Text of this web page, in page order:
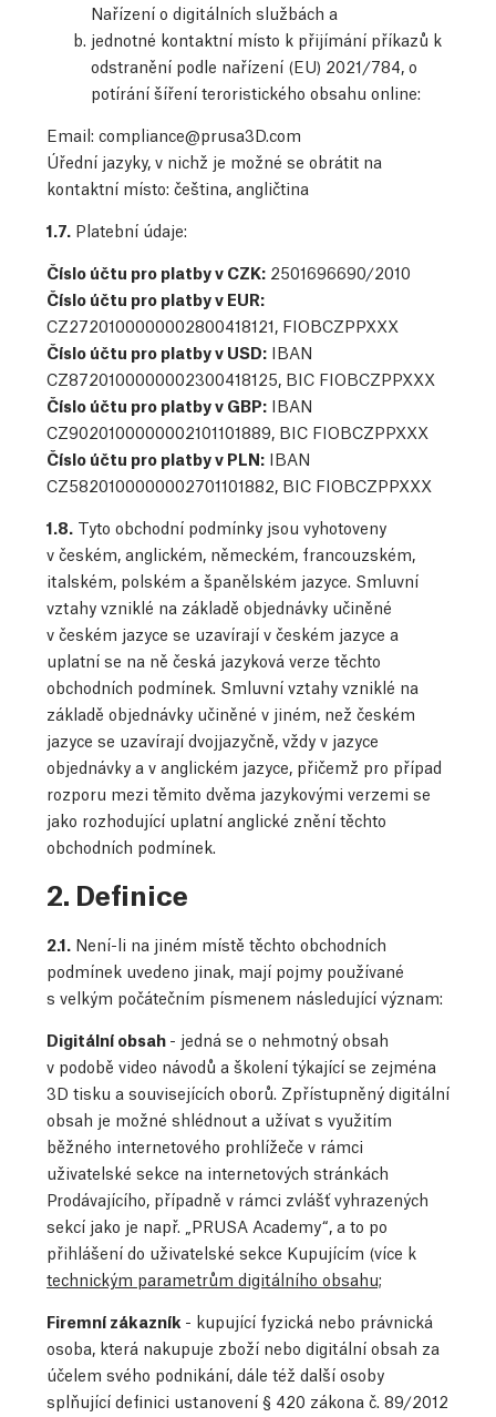
Nařízení o digitálních službách a
jednotné kontaktní místo k přijímání příkazů k
odstranění podle nařízení (EU) 2021/784, o
potírání šíření teroristického obsahu online:
Email: compliance@prusa3D.com
Úřední jazyky, v nichž je možné se obrátit na
kontaktní místo: čeština, angličtina
1.7. Platební údaje:
Číslo účtu pro platby v CZK: 2501696690/2010
Číslo účtu pro platby v EUR:
CZ2720100000002800418121, FIOBCZPPXXX
Číslo účtu pro platby v USD: IBAN
CZ8720100000002300418125, BIC FIOBCZPPXXX
Číslo účtu pro platby v GBP: IBAN
CZ9020100000002101101889, BIC FIOBCZPPXXX
Číslo účtu pro platby v PLN: IBAN
CZ5820100000002701101882, BIC FIOBCZPPXXX
1.8. Tyto obchodní podmínky jsou vyhotoveny
v českém, anglickém, německém, francouzském,
italském, polském a španělském jazyce. Smluvní
vztahy vzniklé na základě objednávky učiněné
v českém jazyce se uzavírají v českém jazyce a
uplatní se na ně česká jazyková verze těchto
obchodních podmínek. Smluvní vztahy vzniklé na
základě objednávky učiněné v jiném, než českém
jazyce se uzavírají dvojjazyčně, vždy v jazyce
objednávky a v anglickém jazyce, přičemž pro případ
rozporu mezi těmito dvěma jazykovými verzemi se
jako rozhodující uplatní anglické znění těchto
obchodních podmínek.
2. Definice
2.1. Není-li na jiném místě těchto obchodních
podmínek uvedeno jinak, mají pojmy používané
s velkým počátečním písmenem následující význam:
Digitální obsah - jedná se o nehmotný obsah
v podobě video návodů a školení týkající se zejména
3D tisku a souvisejících oborů. Zpřístupněný digitální
obsah je možné shlédnout a užívat s využitím
běžného internetového prohlížeče v rámci
uživatelské sekce na internetových stránkách
Prodávajícího, případně v rámci zvlášť vyhrazených
sekcí jako je např. „PRUSA Academy“, a to po
přihlášení do uživatelské sekce Kupujícím (více k
technickým parametrům digitálního obsahu;
Firemní zákazník - kupující fyzická nebo právnická
osoba, která nakupuje zboží nebo digitální obsah za
účelem svého podnikání, dále též další osoby
splňující definici ustanovení § 420 zákona č. 89/2012